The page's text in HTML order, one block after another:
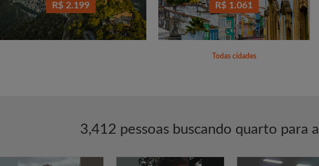
R$ 2.199 R$ 1.061
Todas cidades
3,412 pessoas buscando quarto para